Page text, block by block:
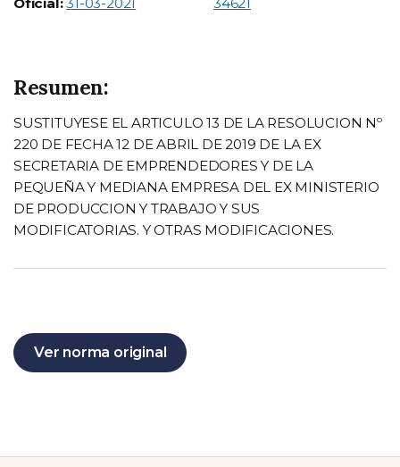
Resumen:
SUSTITUYESE EL ARTICULO 13 DE LA RESOLUCION Nº
220 DE FECHA 12 DE ABRIL DE 2019 DE LA EX
SECRETARIA DE EMPRENDEDORES Y DE LA
PEQUEÑA Y MEDIANA EMPRESA DEL EX MINISTERIO
DE PRODUCCION Y TRABAJO Y SUS
MODIFICATORIAS. Y OTRAS MODIFICACIONES.
Ver norma original